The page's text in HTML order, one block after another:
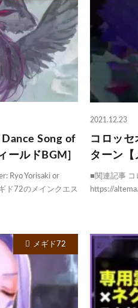
Song of
ールドBGM]
Ryo Yorisaki or
ド72のメインクエス
2021.12.23
コロッ
ターン【
■関連記事 コ
https://
メギド72